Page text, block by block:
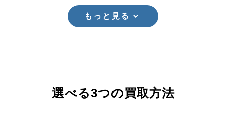
もっと見る
選べる3つの買取方法